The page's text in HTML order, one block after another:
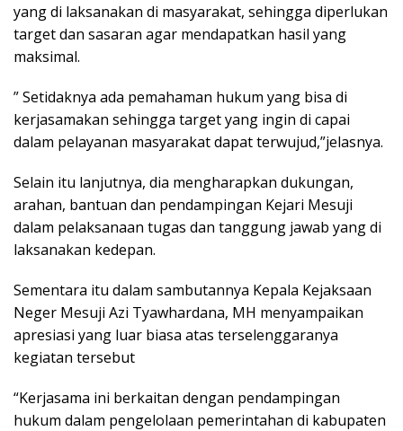
yang di laksanakan di masyarakat, sehingga diperlukan
target dan sasaran agar mendapatkan hasil yang
maksimal.
” Setidaknya ada pemahaman hukum yang bisa di
kerjasamakan sehingga target yang ingin di capai
dalam pelayanan masyarakat dapat terwujud,”jelasnya.
Selain itu lanjutnya, dia mengharapkan dukungan,
arahan, bantuan dan pendampingan Kejari Mesuji
dalam pelaksanaan tugas dan tanggung jawab yang di
laksanakan kedepan.
Sementara itu dalam sambutannya Kepala Kejaksaan
Neger Mesuji Azi Tyawhardana, MH menyampaikan
apresiasi yang luar biasa atas terselenggaranya
kegiatan tersebut
“Kerjasama ini berkaitan dengan pendampingan
hukum dalam pengelolaan pemerintahan di kabupaten